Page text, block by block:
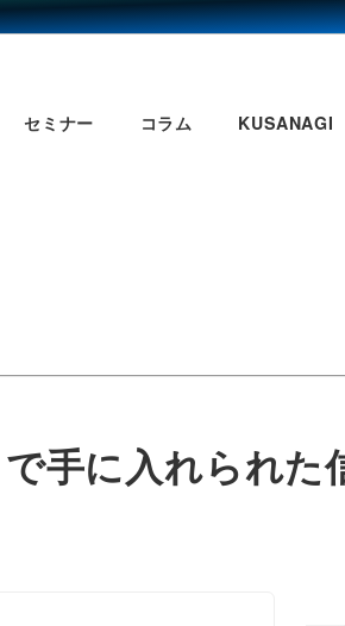
セミナー コラム KUSANAGI
手に入れられ